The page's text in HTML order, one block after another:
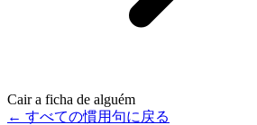
Cair a ficha de alguém
← すべての慣用句に戻る